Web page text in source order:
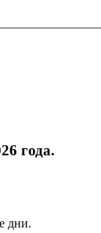
года.
дни.